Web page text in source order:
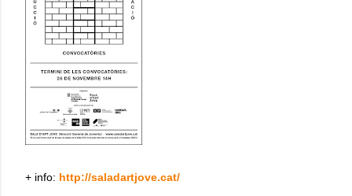
+ info: http://saladartjove.cat/